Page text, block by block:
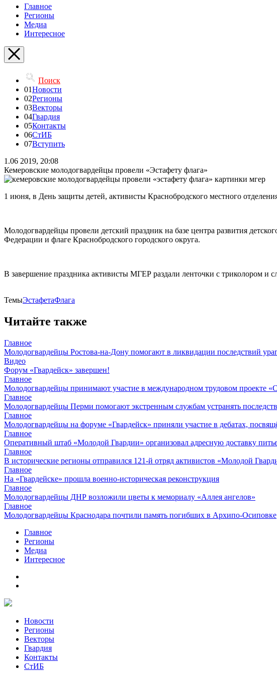
Главное
Регионы
Медиа
Интересное
Поиск
01Новости
02Регионы
03Векторы
04Гвардия
05Контакты
06СтИБ
07Вступить
1.06 2019, 20:08
Кемеровские молодогвардейцы провели «Эстафету флага»
1 июня, в День защиты детей, активисты Краснобродского местного
Молодогвардейцы провели детский праздник на базе центра развития
Федерации и флаге Краснобродского городского округа.
В завершение праздника активисты МГЕР раздали ленточки с триколором и
ТемыЭстафетаФлага
Читайте также
Главное
Молодогвардейцы Ростова-на-Дону помогают в ликвидации последствий
Видео
Форум «Гвардейск» завершен!
Главное
Молодогвардейцы принимают участие в международном трудовом проекте
Главное
Молодогвардейцы Перми помогают экстренным службам устранять
Главное
Молодогвардейцы на форуме «Гвардейск» приняли участие в дебатах,
Главное
Оперативный штаб «Молодой Гвардии» организовал адресную доставку
Главное
В исторические регионы отправился 121-й отряд активистов «Молодой
Главное
На «Гвардейске» прошла военно-историческая реконструкция
Главное
Молодогвардейцы ДНР возложили цветы к мемориалу «Аллея ангелов»
Главное
Молодогвардейцы Краснодара почтили память погибших в Архипо-Осиповке
Главное
Регионы
Медиа
Интересное
Новости
Регионы
Векторы
Гвардия
Контакты
СтИБ